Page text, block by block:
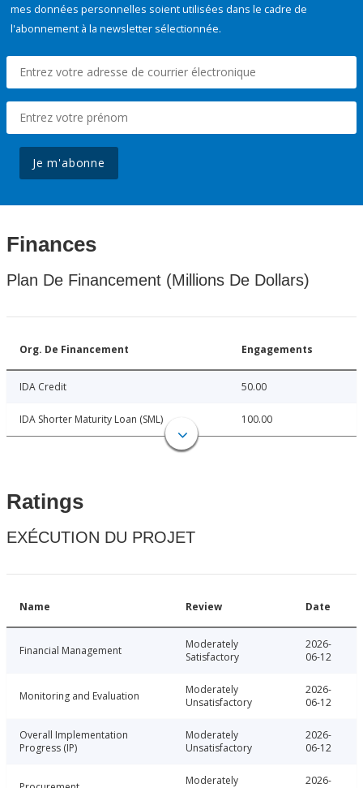
mes données personnelles soient utilisées dans le cadre de
l'abonnement à la newsletter sélectionnée.
Je m'abonne
Finances
Plan De Financement (Millions De Dollars)
Org. De Financement Engagements
IDA Credit 50.00
IDA Shorter Maturity Loan (SML) 100.00
Ratings
EXÉCUTION DU PROJET
Name Review Date
Financial Management
Moderately
Satisfactory
2026-
06-12
Monitoring and Evaluation
Moderately
Unsatisfactory
2026-
06-12
Overall Implementation
Progress (IP)
Moderately
Unsatisfactory
2026-
06-12
Moderately
2026-